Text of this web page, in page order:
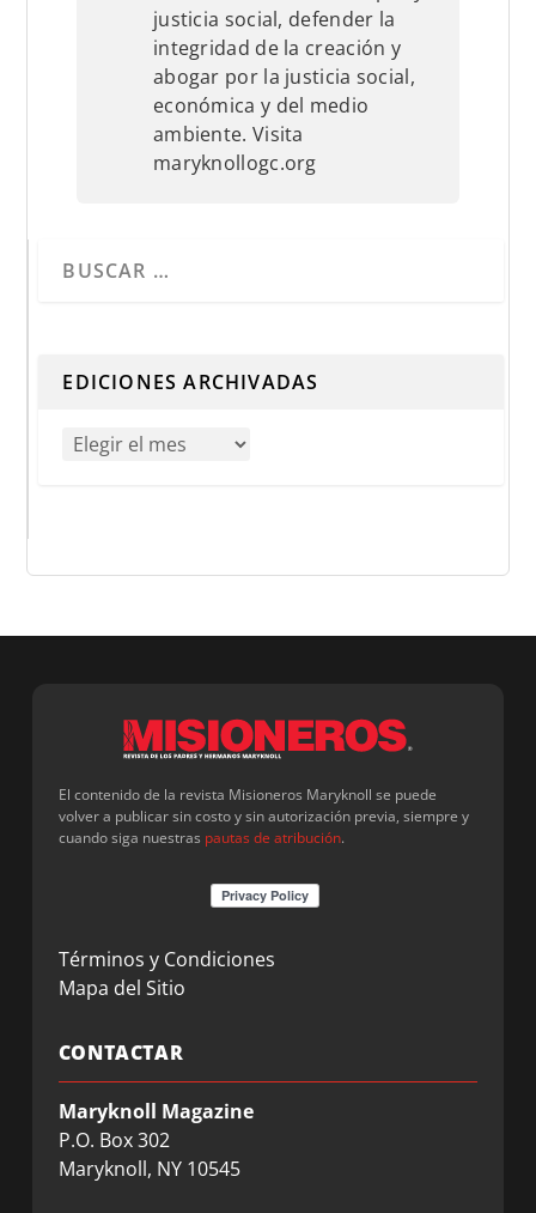
justicia social, defender la
integridad de la creación y
abogar por la justicia social,
económica y del medio
ambiente. Visita
maryknollogc.org
EDICIONES ARCHIVADAS
El contenido de la revista Misioneros Maryknoll se puede
volver a publicar sin costo y sin autorización previa, siempre y
cuando siga nuestras pautas de atribución.
Términos y Condiciones
Mapa del Sitio
CONTACTAR
Maryknoll Magazine
P.O. Box 302
Maryknoll, NY 10545